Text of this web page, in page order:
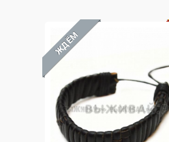
ЖДЁМ